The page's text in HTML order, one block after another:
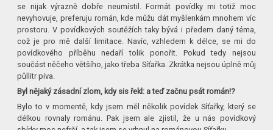
se nijak výrazně dobře neumístil. Formát povídky mi totiž moc
nevyhovuje, preferuju román, kde můžu dát myšlenkám mnohem víc
prostoru. V povídkových soutěžích taky bývá i předem daný téma,
což je pro mě další limitace. Navíc, vzhledem k délce, se mi do
povídkového příběhu nedaří tolik ponořit. Pokud tedy nejsou
součást něčeho většího, jako třeba Síťařka. Zkrátka nejsou úplně můj
půllitr piva.
Byl nějaký zásadní zlom, kdy sis řekl: a teď začnu psát román!?
Bylo to v momentě, kdy jsem měl několik povídek Síťařky, který se
délkou rovnaly románu. Pak jsem ale zjistil, že u nás povídkový